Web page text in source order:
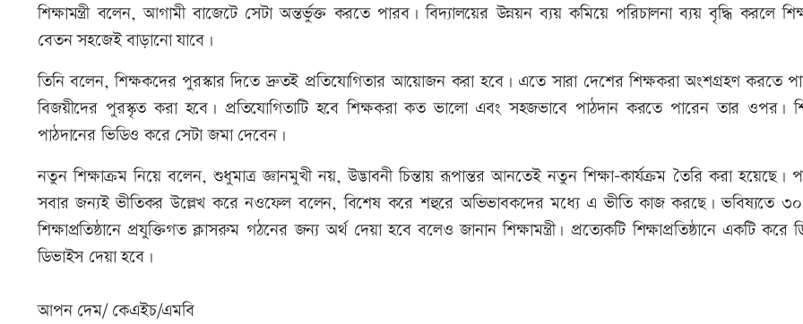
শিক্ষামন্ত্রী বলেন, আগামী বাজেটে সেটা অন্তর্ভুক্ত করতে পারব। বিদ্যালয়ের উন্নয়ন ব্যয় কমিয়ে পরিচালনা ব্যয় বৃদ্ধি করলে
বেতন সহজেই বাড়ানো যাবে।
তিনি বলেন, শিক্ষকদের পুরস্কার দিতে দ্রুতই প্রতিযোগিতার আয়োজন করা হবে। এতে সারা দেশের শিক্ষকরা অংশগ্রহণ করতে
বিজয়ীদের পুরস্কৃত করা হবে। প্রতিযোগিতাটি হবে শিক্ষকরা কত ভালো এবং সহজভাবে পাঠদান করতে পারেন তার ওপর।
পাঠদানের ভিডিও করে সেটা জমা দেবেন।
নতুন শিক্ষাক্রম নিয়ে বলেন, শুধুমাত্র জ্ঞানমুখী নয়, উদ্ভাবনী চিন্তায় রূপান্তর আনতেই নতুন শিক্ষা-কার্যক্রম তৈরি করা হয়েছে।
সবার জন্যই ভীতিকর উল্লেখ করে নওফেল বলেন, বিশেষ করে শহুরে অভিভাবকদের মধ্যে এ ভীতি কাজ করছে। ভবিষ্যতে ৩০
শিক্ষাপ্রতিষ্ঠানে প্রযুক্তিগত ক্লাসরুম গঠনের জন্য অর্থ দেয়া হবে বলেও জানান শিক্ষামন্ত্রী। প্রত্যেকটি শিক্ষাপ্রতিষ্ঠানে একটি করে
ডিভাইস দেয়া হবে।
আপন দেম/ কেএইচ/এমবি